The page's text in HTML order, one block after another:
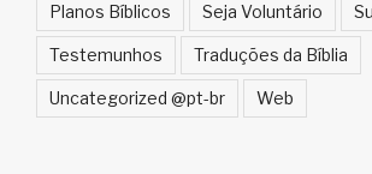
Planos Bíblicos Seja Voluntário
Testemunhos Traduções da Bíblia
Uncategorized @pt-br Web